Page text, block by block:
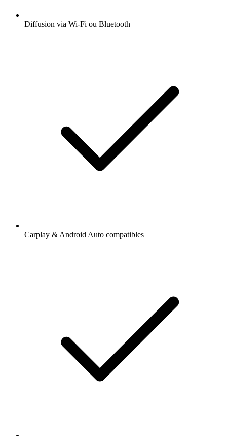
Diffusion via Wi-Fi ou Bluetooth
Carplay & Android Auto compatibles